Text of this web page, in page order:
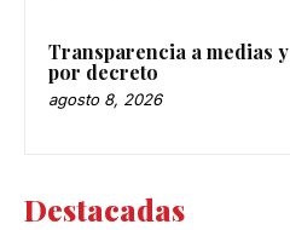
Transparencia a medias y
por decreto
agosto 8, 2026
Destacadas